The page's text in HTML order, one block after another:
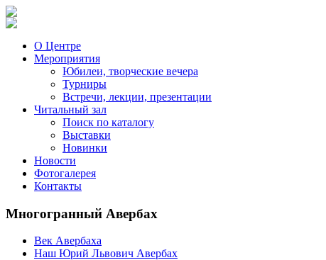
О Центре
Мероприятия
Юбилеи, творческие вечера
Турниры
Встречи, лекции, презентации
Читальный зал
Поиск по каталогу
Выставки
Новинки
Новости
Фотогалерея
Контакты
Многогранный Авербах
Век Авербаха
Наш Юрий Львович Авербах